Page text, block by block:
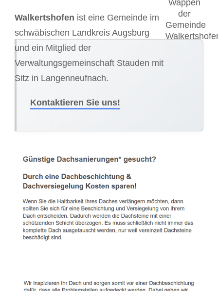
Walkertshofen ist eine Gemeinde im
schwäbischen Landkreis Augsburg
und ein Mitglied der
Verwaltungsgemeinschaft Stauden mit
Sitz in Langenneufnach.
Kontaktieren Sie uns!